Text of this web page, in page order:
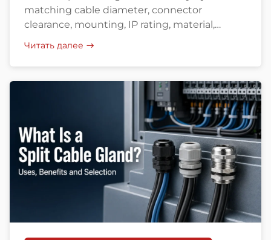
matching cable diameter, connector
clearance, mounting, IP rating, material,
Читать далее